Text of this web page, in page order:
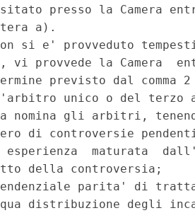
presso la Camera
a).
si e' provveduto
provvede la Camera
previsto dal
unico o del
nomina gli arbitri,
di controversie
esperienza  maturata
della controversia;
parita' di
distribuzione degli